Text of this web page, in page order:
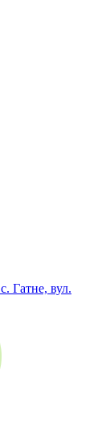
с. Гатне, вул.